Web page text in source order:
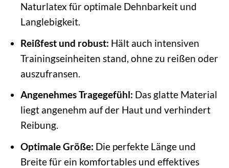
Naturlatex für optimale Dehnbarkeit und
Langlebigkeit.
Reißfest und robust: Hält auch intensiven
Trainingseinheiten stand, ohne zu reißen oder
auszufransen.
Angenehmes Tragegefühl: Das glatte Material
liegt angenehm auf der Haut und verhindert
Reibung.
Optimale Größe: Die perfekte Länge und
Breite für ein komfortables und effektives